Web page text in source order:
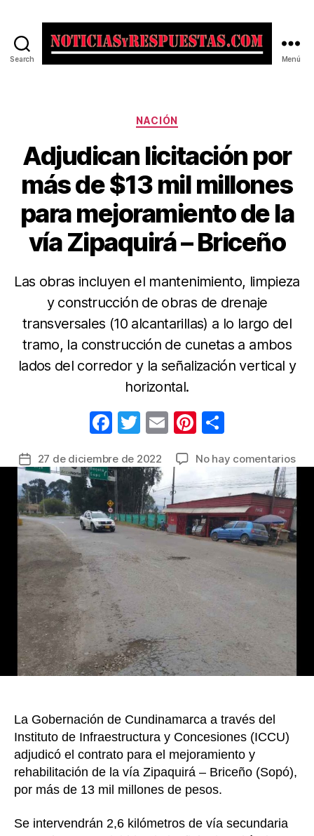
Search Menú
Categorías
NACIÓN
Adjudican licitación por
más de $13 mil millones
para mejoramiento de la
vía Zipaquirá – Briceño
Las obras incluyen el mantenimiento, limpieza
y construcción de obras de drenaje
transversales (10 alcantarillas) a lo largo del
tramo, la construcción de cunetas a ambos
lados del corredor y la señalización vertical y
horizontal.
F
c
e
b
o
o
k
T
itt
er
E
ail
Pi
er
e
st
m
p
ar
tir
Fecha
de
la
entrada
27 de diciembre de 2022 No hay comentariosen
por
de
$13
vía
La Gobernación de Cundinamarca a través del
Instituto de Infraestructura y Concesiones (ICCU)
adjudicó el contrato para el mejoramiento y
rehabilitación de la vía Zipaquirá – Briceño (Sopó),
por más de 13 mil millones de pesos.
Se intervendrán 2,6 kilómetros de vía secundaria